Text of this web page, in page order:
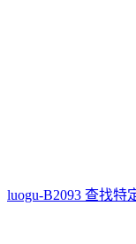
luogu-B2093 查找特